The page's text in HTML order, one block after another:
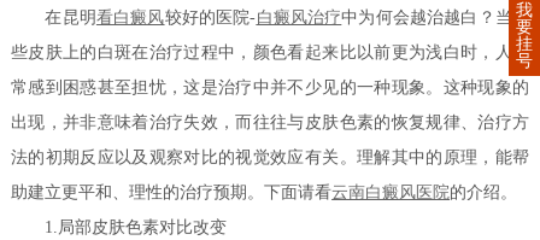
在昆明看白癜风较好的医院-白癜风治疗中为何会越治越白？当一
些皮肤上的白斑在治疗过程中，颜色看起来比以前更为浅白时，人们
常感到困惑甚至担忧，这是治疗中并不少见的一种现象。这种现象的
出现，并非意味着治疗失效，而往往与皮肤色素的恢复规律、治疗方
法的初期反应以及观察对比的视觉效应有关。理解其中的原理，能帮
助建立更平和、理性的治疗预期。下面请看云南白癜风医院的介绍。
1.局部皮肤色素对比改变
我
要
挂
号